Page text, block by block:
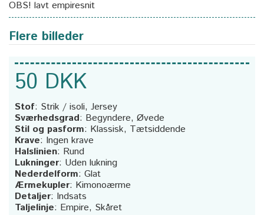
OBS! lavt empiresnit
Flere billeder
50 DKK
Stof: Strik / isoli, Jersey
Sværhedsgrad: Begyndere, Øvede
Stil og pasform: Klassisk, Tætsiddende
Krave: Ingen krave
Halslinien: Rund
Lukninger: Uden lukning
Nederdelform: Glat
Ærmekupler: Kimonoærme
Detaljer: Indsats
Taljelinje: Empire, Skåret